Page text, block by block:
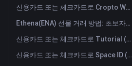
신용카드 또는 체크카드로 Cropto Wheat Token (CROW) 즉시 구매
Ethena(ENA) 선물 거래 방법: 초보자를 위한 종합 가이드
신용카드 또는 체크카드로 Tutorial (TUT) 즉시 구매
신용카드 또는 체크카드로 Space ID (ID) 즉시 구매